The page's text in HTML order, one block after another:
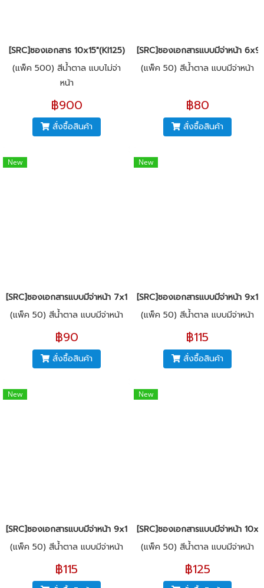
[SRC]ซองเอกสาร 10x15"(KI125)
(แพ็ค 500) สีน้ำตาล แบบไม่จ่า
หน้า
฿900
สั่งซื้อสินค้า
[SRC]ซองเอกสารแบบมีจ่าหน้า
(แพ็ค 50) สีน้ำตาล แบบมีจ่าหน้า
฿80
สั่งซื้อสินค้า
New
[SRC]ซองเอกสารแบบมีจ่าหน้า 7x10"(KI125)
(แพ็ค 50) สีน้ำตาล แบบมีจ่าหน้า
฿90
สั่งซื้อสินค้า
New
[SRC]ซองเอกสารแบบมีจ่าหน้า
(แพ็ค 50) สีน้ำตาล แบบมีจ่าหน้า
฿115
สั่งซื้อสินค้า
New
[SRC]ซองเอกสารแบบมีจ่าหน้า 9x13"(KI125)
(แพ็ค 50) สีน้ำตาล แบบมีจ่าหน้า
฿115
New
[SRC]ซองเอกสารแบบมีจ่าหน้า
(แพ็ค 50) สีน้ำตาล แบบมีจ่าหน้า
฿125